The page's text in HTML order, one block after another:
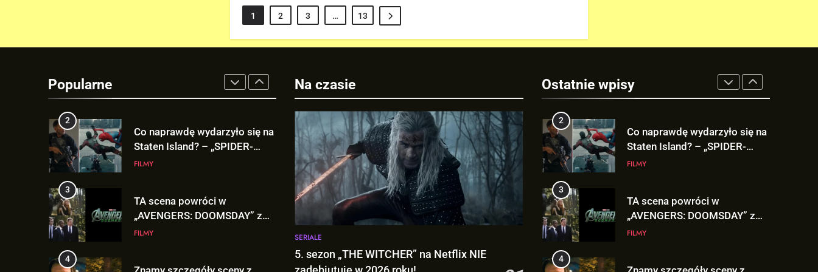
1 2 3 … 13
Popularne
Deadpoola Ryan Reynoldsa w
„AVENGERS: DOOMSDAY”!
Netflix NIE zadebiutuje w
2
Co naprawdę wydarzyło się na
Staten Island? – „SPIDER-
MAN: BRAND NEW DAY”
FILMY
3
TA scena powróci w
„AVENGERS: DOOMSDAY” z
Pepper Potts w roli głównej!
FILMY
4
Na czasie
SERIALE
5. sezon „THE WITCHER” na Netflix NIE
Ostatnie wpisyNetflix NIE zadebiutuje w
2026 roku!
SERIALE
2
Co naprawdę wydarzyło się na
Staten Island? – „SPIDER-
MAN: BRAND NEW DAY”
FILMY
3
TA scena powróci w
„AVENGERS: DOOMSDAY” z
Pepper Potts w roli głównej!
FILMY
4